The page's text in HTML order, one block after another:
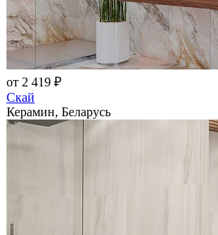
от 2 419 ₽
Скай
Керамин, Беларусь